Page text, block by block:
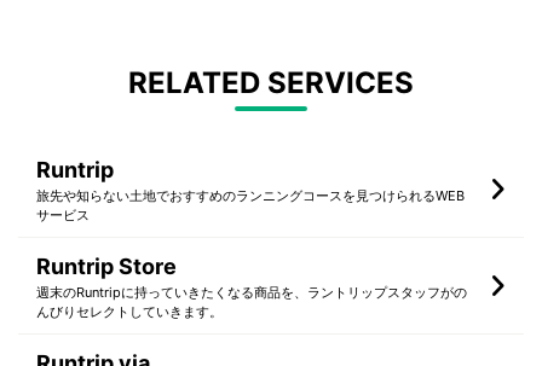
RELATED SERVICES
Runtrip
旅先や知らない土地でおすすめのランニングコースを見つけられるWEB
サービス
Runtrip Store
週末のRuntripに持っていきたくなる商品を、ラントリップスタッフがの
んびりセレクトしていきます。